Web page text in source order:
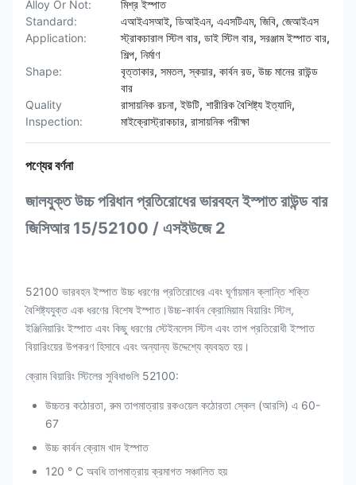
Alloy Or Not:
মিশ্র ইস্পাত
Standard:
এআইএসআই, ডিআইএন, এএসটিএম, জিবি, জেআইএস
Application:
স্ট্রাকচারাল স্টিল বার, ডাই স্টিল বার, সরঞ্জাম ইস্পাত বার,
শিল্প, নির্মাণ
Shape:
বৃত্তাকার, সমতল, স্কয়ার, কার্বন রড, উচ্চ মানের রাউন্ড
বার
Quality
Inspection:
রাসায়নিক রচনা, ইউটি, শারীরিক বৈশিষ্ট্য ইত্যাদি,
মাইক্রোস্ট্রাকচার, রাসায়নিক পরীক্ষা
পণ্যের বর্ণনা
জালযুক্ত উচ্চ পরিধান প্রতিরোধের ভারবহন ইস্পাত রাউন্ড বার
জিসিআর 15/52100 / এসইউজে 2
52100 ভারবহন ইস্পাত উচ্চ ধরণের প্রতিরোধের এবং ঘূর্ণায়মান ক্লান্তি শক্তি
বৈশিষ্ট্যযুক্ত এক ধরণের বিশেষ ইস্পাত।উচ্চ-কার্বন ক্রোমিয়াম বিয়ারিং স্টিল,
ইঞ্জিনিয়ারিং ইস্পাত এবং কিছু ধরণের স্টেইনলেস স্টিল এবং তাপ প্রতিরোধী ইস্পাত
বিয়ারিংয়ের উপকরণ হিসাবে এবং অন্যান্য উদ্দেশ্যে ব্যবহৃত হয়।
ক্রোম বিয়ারিং স্টিলের সুবিধাগুলি 52100:
উচ্চতর কঠোরতা, রুম তাপমাত্রায় রকওয়েল কঠোরতা স্কেল (আরসি) এ 60-
67
উচ্চ কার্বন ক্রোম খাদ ইস্পাত
120 ° C অবধি তাপমাত্রায় ক্রমাগত সঞ্চালিত হয়